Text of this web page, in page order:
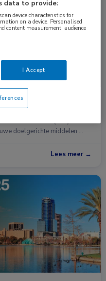
meer focus op
leukemie (CLL)
doelgerichte middelen …
Lees meer →
data to provide:
device characteristics for
on a device. Personalised
content measurement, audience
I Accept